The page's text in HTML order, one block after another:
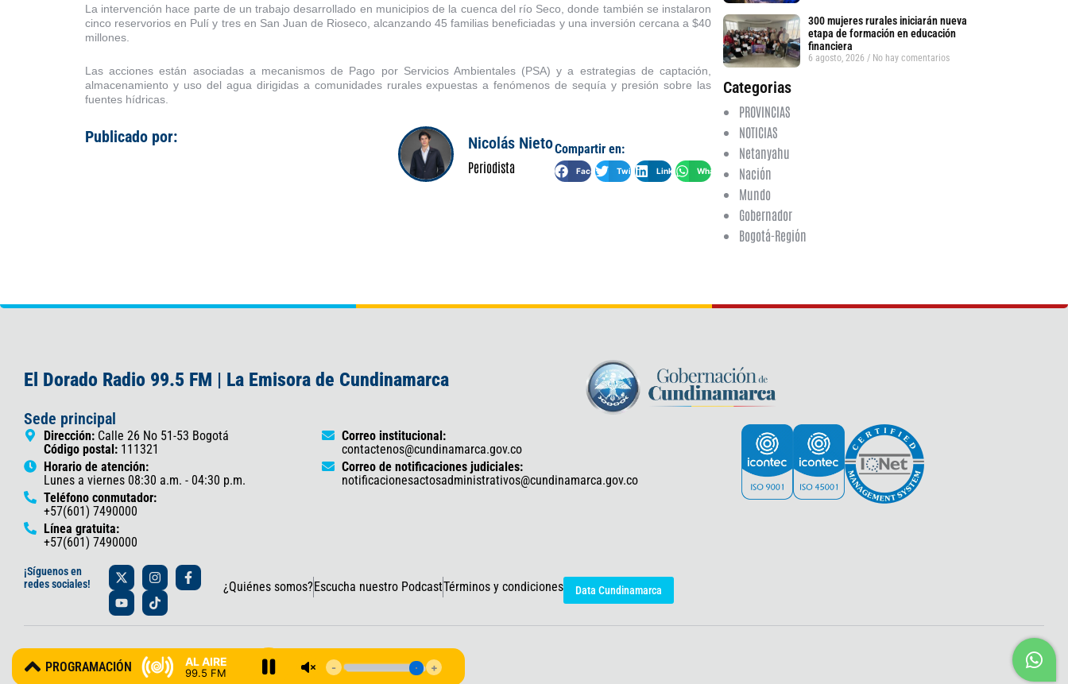
La intervención hace parte de un trabajo desarrollado en municipios de la cuenca del río Seco, donde también se instalaron
cinco reservorios en Pulí y tres en San Juan de Rioseco, alcanzando 45 familias beneficiadas y una inversión cercana a $40
millones.
Las acciones están asociadas a mecanismos de Pago por Servicios Ambientales (PSA) y a estrategias de captación,
almacenamiento y uso del agua dirigidas a comunidades rurales expuestas a fenómenos de sequía y presión sobre las
fuentes hídricas.
Publicado por: Nicolás Nieto
Periodista
Compartir en:
Facebook Twitter LinkedIn WhatsApp
300 mujeres rurales iniciarán nueva
etapa de formación en educación
financiera
6 agosto, 2026 No hay comentarios
Categorias
PROVINCIAS
NOTICIAS
Netanyahu
Nación
Mundo
Gobernador
Bogotá-Región
El Dorado Radio 99.5 FM | La Emisora de Cundinamarca
Sede principal
Dirección: Calle 26 No 51-53 Bogotá
Código postal: 111321
Horario de atención:
Lunes a viernes 08:30 a.m. - 04:30 p.m.
Teléfono conmutador:
+57(601) 7490000
Línea gratuita:
+57(601) 7490000
Correo institucional:
contactenos@cundinamarca.gov.co
Correo de notificaciones judiciales:
notificacionesactosadministrativos@cundinamarca.gov.co
AL AIRE
99.5 FM
¡Síguenos en
redes sociales!
X
-
t
w
i
t
e
r
I
n
s
t
a
r
a
m
F
a
c
o
k
-
Y
o
u
t
u
e
T
i
k
t
o
¿Quiénes somos?Escucha nuestro PodcastTérminos y condiciones Data Cundinamarca
© 2025 Gobernación de Cundinamarca – Oficina de Prensa y Comunicaciones
PROGRAMACIÓN